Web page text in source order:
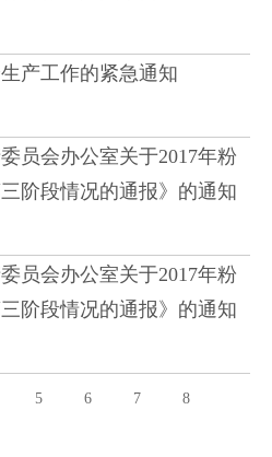
产工作的紧急通知
员会办公室关于2017年粉
阶段情况的通报》的通知
员会办公室关于2017年粉
阶段情况的通报》的通知
5 6 7 8